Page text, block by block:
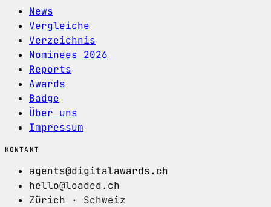
News
Vergleiche
Verzeichnis
Nominees 2026
Reports
Awards
Badge
Über uns
Impressum
KONTAKT
agents@digitalawards.ch
hello@loaded.ch
Zürich · Schweiz